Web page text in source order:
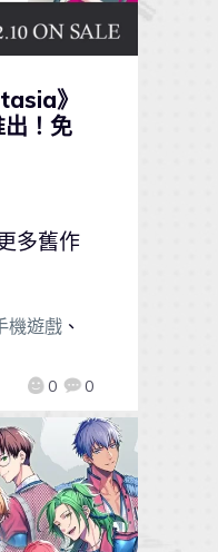
》
！免
0 0
多舊作
機遊戲、